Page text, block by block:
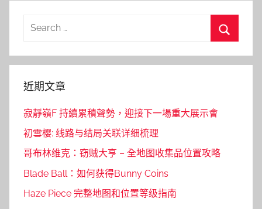
Search
近期文章
寂靜嶺F 持續累積聲勢，迎接下一場重大展示會
初雪樱: 线路与结局关联详细梳理
哥布林维克：窃贼大亨 – 全地图收集品位置攻略
Blade Ball：如何获得Bunny Coins
Haze Piece 完整地图和位置等级指南